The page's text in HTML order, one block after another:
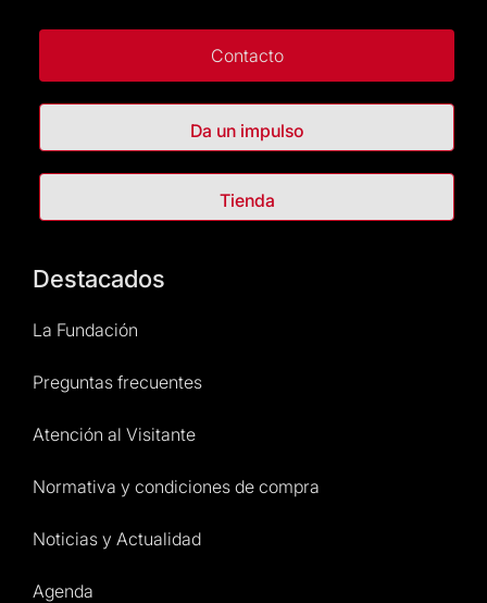
Contacto
Da un impulso
Tienda
Destacados
La Fundación
Preguntas frecuentes
Atención al Visitante
Normativa y condiciones de compra
Noticias y Actualidad
Agenda